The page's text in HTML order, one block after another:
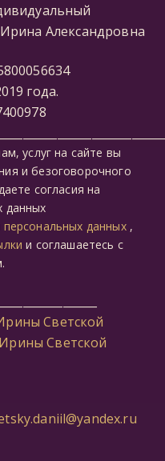
Александровна
года.
услуг на сайте вы
и безоговорочного
согласия на
данных
данных,
и соглашаетесь с
Светской
Светской